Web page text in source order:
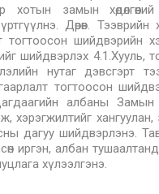
хотын замын
Дөрөв. Тээврийн
тогтоосон шийдвэрийн
шийдвэрлэх 4.1.Хууль,
нутаг дэвсгэрт
тогтоосон
албаны Замын
хэрэгжилтийг хангуулан,
дагуу шийдвэрлэнэ.
иргэн, албан
хүлээлгэнэ.